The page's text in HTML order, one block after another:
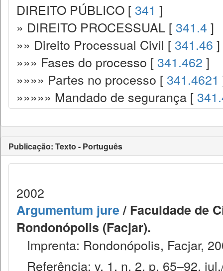
DIREITO PÚBLICO [ 341 ]
» DIREITO PROCESSUAL [ 341.4 ]
»» Direito Processual Civil [ 341.46 ]
»»» Fases do processo [ 341.462 ]
»»»» Partes no processo [ 341.4621
»»»»» Mandado de segurança [
Publicação: Texto - Português
2002
Argumentum jure/ Faculdade de
Rondonópolis (Facjar).
Imprenta: Rondonópolis, Facjar,
Referência: v. 1, n. 2, p. 65–92,